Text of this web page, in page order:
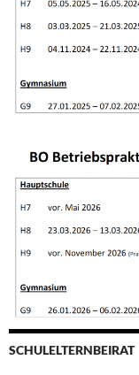
SCHULELTERNBEIRAT